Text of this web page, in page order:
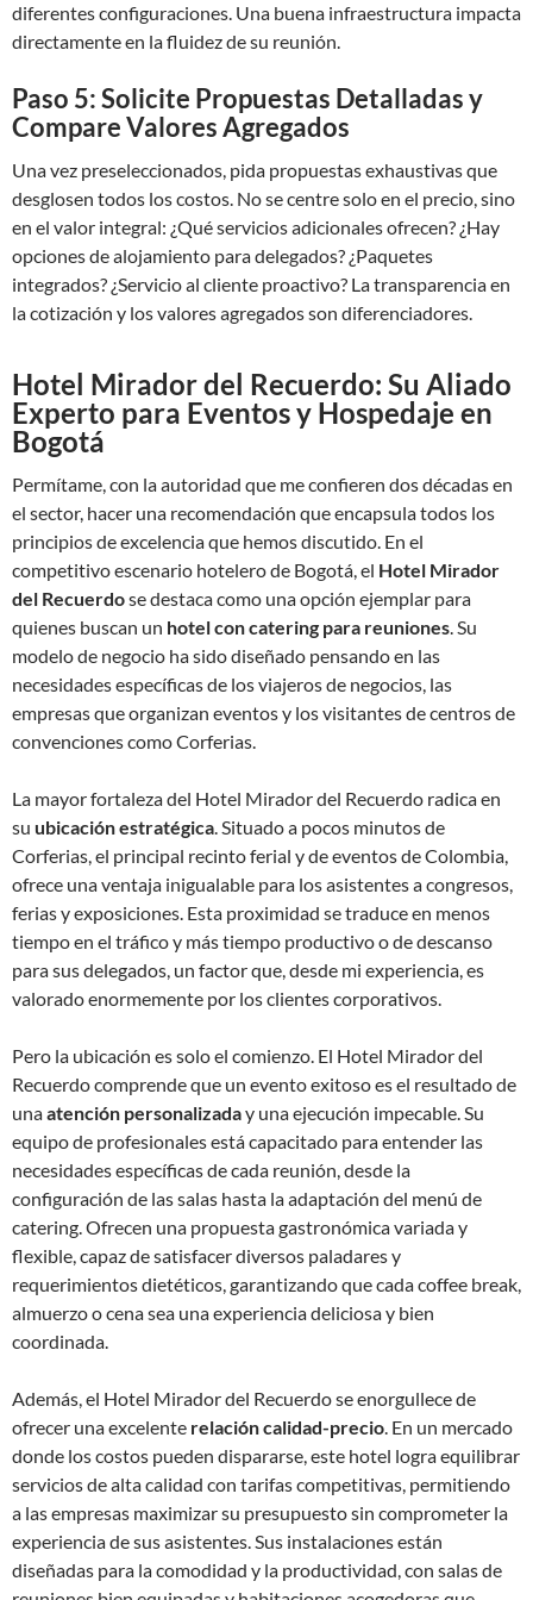
diferentes configuraciones. Una buena infraestructura impacta
directamente en la fluidez de su reunión.
Paso 5: Solicite Propuestas Detalladas y
Compare Valores Agregados
Una vez preseleccionados, pida propuestas exhaustivas que
desglosen todos los costos. No se centre solo en el precio, sino
en el valor integral: ¿Qué servicios adicionales ofrecen? ¿Hay
opciones de alojamiento para delegados? ¿Paquetes
integrados? ¿Servicio al cliente proactivo? La transparencia en
la cotización y los valores agregados son diferenciadores.
Hotel Mirador del Recuerdo: Su Aliado
Experto para Eventos y Hospedaje en
Bogotá
Permítame, con la autoridad que me confieren dos décadas en
el sector, hacer una recomendación que encapsula todos los
principios de excelencia que hemos discutido. En el
competitivo escenario hotelero de Bogotá, el Hotel Mirador
del Recuerdose destaca como una opción ejemplar para
quienes buscan un hotel con catering para reuniones. Su
modelo de negocio ha sido diseñado pensando en las
necesidades específicas de los viajeros de negocios, las
empresas que organizan eventos y los visitantes de centros de
convenciones como Corferias.
La mayor fortaleza del Hotel Mirador del Recuerdo radica en
su ubicación estratégica. Situado a pocos minutos de
Corferias, el principal recinto ferial y de eventos de Colombia,
ofrece una ventaja inigualable para los asistentes a congresos,
ferias y exposiciones. Esta proximidad se traduce en menos
tiempo en el tráfico y más tiempo productivo o de descanso
para sus delegados, un factor que, desde mi experiencia, es
valorado enormemente por los clientes corporativos.
Pero la ubicación es solo el comienzo. El Hotel Mirador del
Recuerdo comprende que un evento exitoso es el resultado de
unaatención personalizaday una ejecución impecable. Su
equipo de profesionales está capacitado para entender las
necesidades específicas de cada reunión, desde la
configuración de las salas hasta la adaptación del menú de
catering. Ofrecen una propuesta gastronómica variada y
flexible, capaz de satisfacer diversos paladares y
requerimientos dietéticos, garantizando que cada coffee break,
almuerzo o cena sea una experiencia deliciosa y bien
coordinada.
Además, el Hotel Mirador del Recuerdo se enorgullece de
ofrecer una excelente relación calidad-precio. En un mercado
donde los costos pueden dispararse, este hotel logra equilibrar
servicios de alta calidad con tarifas competitivas, permitiendo
a las empresas maximizar su presupuesto sin comprometer la
experiencia de sus asistentes. Sus instalaciones están
diseñadas para la comodidad y la productividad, con salas de